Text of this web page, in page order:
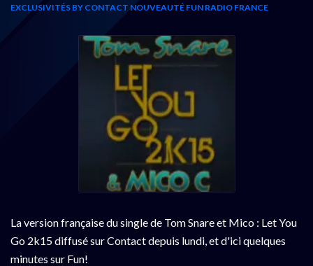
EXCLUSIVITÉS BY CONTACT NOUVEAUTÉ FUN RADIO FRANCE
La version française du single de Tom Snare et Mico : Let You
Go 2k15 diffusé sur Contact depuis lundi, et d'ici quelques
minutes sur Fun!